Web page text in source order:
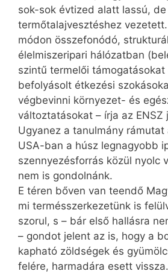
sok-sok évtized alatt lassú,
termőtalajvesztéshez
módon összefonódó,
élelmiszeripari hálózatban
szintű termelői támogatásokat
befolyásolt étkezési
végbevinni környezet- és
változtatásokat – írja az ENSZ
Ugyanez a tanulmány rámutat
USA-ban a húsz legnagyobb
szennyezésforrás közül nyolc
nem is gondolnánk.
E téren bőven van teendő
mi termésszerkezetünk is
szorul, s – bár első hallásra
– gondot jelent az is, hogy a
kapható zöldségek és
felére, harmadára esett